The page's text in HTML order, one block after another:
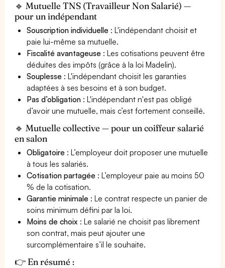
🔹 Mutuelle TNS (Travailleur Non Salarié) —
pour un indépendant
Souscription individuelle : L'indépendant choisit et
paie lui-même sa mutuelle.
Fiscalité avantageuse : Les cotisations peuvent être
déduites des impôts (grâce à la loi Madelin).
Souplesse : L'indépendant choisit les garanties
adaptées à ses besoins et à son budget.
Pas d’obligation : L'indépendant n'est pas obligé
d’avoir une mutuelle, mais c’est fortement conseillé.
🔹 Mutuelle collective — pour un coiffeur salarié
en salon
Obligatoire : L’employeur doit proposer une mutuelle
à tous les salariés.
Cotisation partagée : L’employeur paie au moins 50
% de la cotisation.
Garantie minimale : Le contrat respecte un panier de
soins minimum défini par la loi.
Moins de choix : Le salarié ne choisit pas librement
son contrat, mais peut ajouter une
surcomplémentaire s’il le souhaite.
👉 En résumé :